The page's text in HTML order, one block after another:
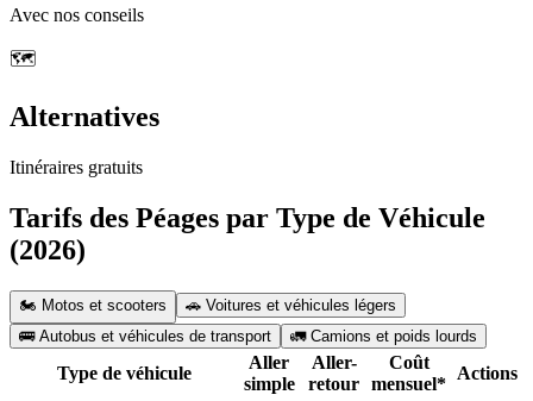
Avec nos conseils
🗺️
Alternatives
Itinéraires gratuits
Tarifs des Péages par Type de Véhicule
(2026)
🏍️ Motos et scooters
🚗 Voitures et véhicules légers
🚌 Autobus et véhicules de transport
🚛 Camions et poids lourds
Type de véhicule
Aller
simple
Aller-
retour
Coût
mensuel*
Actions